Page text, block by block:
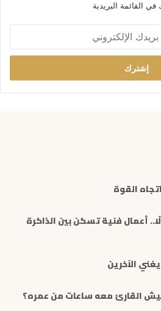
القائمة البريدية
القوة
أعمال فنية تسكن بين الذاكرة
الآخرين
القارئ معه ساعات من عمره؟